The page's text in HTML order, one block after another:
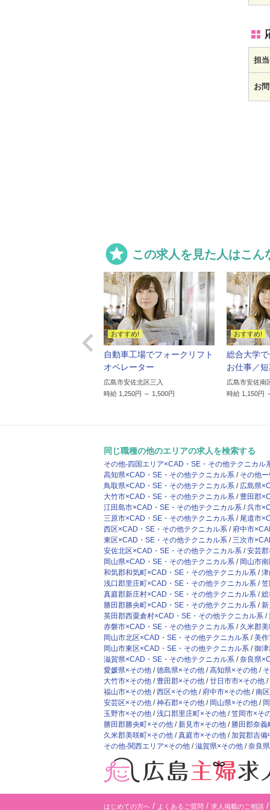
担
お
 この求人を見た人はこ
自動車工場でフォークリフト
オペレーター
広島市安佐北区三入
時給 1,250円 ～ 1,500円
総合大学
お仕事／短
広島市安佐南
時給 1,150円

同じ職種の他のエリアの求人を検索する
その他-四国エリア×CAD・SE・その他テクニカル
高知県×CAD・SE・その他テクニカル系
その他
鳥取県×CAD・SE・その他テクニカル系
広島県
大竹市×CAD・SE・その他テクニカル系
豊田郡
江田島市×CAD・SE・その他テクニカル系
呉市
三原市×CAD・SE・その他テクニカル系
尾道市
西区×CAD・SE・その他テクニカル系
府中市
東区×CAD・SE・その他テクニカル系
三次市
安佐北区×CAD・SE・その他テクニカル系
安芸
岡山県×CAD・SE・その他テクニカル系
岡山市
和気郡和気町×CAD・SE・その他テクニカル系
浅口郡里庄町×CAD・SE・その他テクニカル系
真庭郡新庄村×CAD・SE・その他テクニカル系
勝田郡勝央町×CAD・SE・その他テクニカル系
英田郡西粟倉村×CAD・SE・その他テクニカル系
赤磐市×CAD・SE・その他テクニカル系
久米郡
岡山市北区×CAD・SE・その他テクニカル系
美
岡山市東区×CAD・SE・その他テクニカル系
御
滋賀県×CAD・SE・その他テクニカル系
奈良県
愛媛県×その他
徳島県×その他 高知県×その他
大竹市×その他
豊田郡×その他 廿日市市×その他
福山市×その他
西区×その他 府中市×その他 南
安芸区×その他
神石郡×その他 岡山県×その他
玉野市×その他
浅口郡里庄町×その他 笠岡市×そ
勝田郡勝央町×その他
新見市×その他 勝田郡奈義
久米郡美咲町×その他
真庭市×その他 加賀郡吉備
その他-関西エリア×その他
滋賀県×その他 奈良
はじめての方へ よくあるご質問 求人掲載のご相談